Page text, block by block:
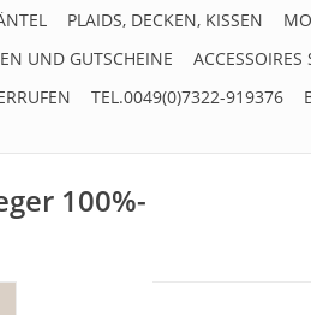
PLAIDS, DECKEN, KISSEN
UND GUTSCHEINE
ACCESSOIRES
TEL.0049(0)7322-919376
100%-